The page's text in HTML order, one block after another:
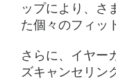
ップにより、さ
た個々のフィッ
さらに、イヤー
ズキャンセリン